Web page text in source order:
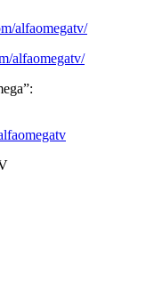
alfaomegatv/
alfaomegatv/